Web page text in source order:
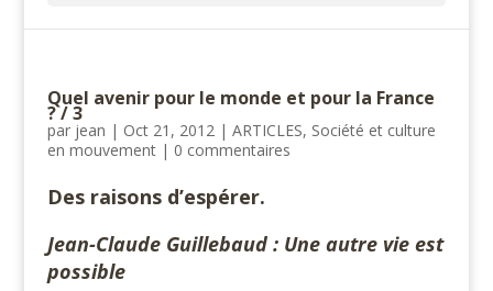
Quel avenir pour le monde et pour la France
? / 3
par jean | Oct 21, 2012| ARTICLES, Société et culture
en mouvement| 0 commentaires
Des raisons d’espérer.
Jean-Claude Guillebaud : Une autre vie est
possible